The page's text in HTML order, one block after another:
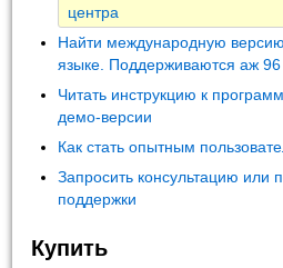
центра
Найти международную
языке. Поддерживаются аж 96
Читать инструкцию к
демо-версии
Как стать опытным
Запросить консультацию или
поддержки
Купить